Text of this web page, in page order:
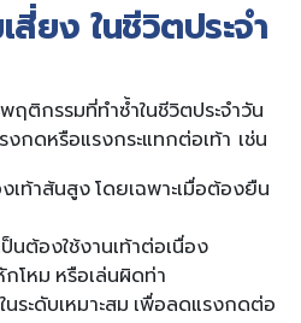
สี่ยง ในชีวิตประจำ
ฤติกรรมที่ทำซ้ำในชีวิตประจำวัน
กดหรือแรงกระแทกต่อเท้า เช่น
เท้าส้นสูง โดยเฉพาะเมื่อต้องยืน
ป็นต้องใช้งานเท้าต่อเนื่อง
โหม หรือเล่นผิดท่า
ระดับเหมาะสม เพื่อลดแรงกดต่อ